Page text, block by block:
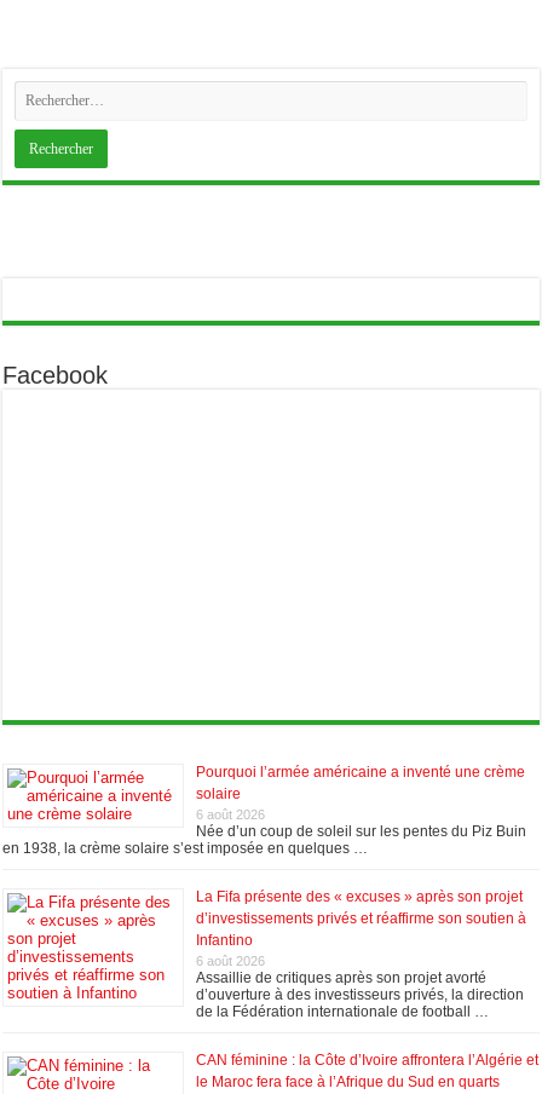
Facebook
Pourquoi l’armée américaine a inventé une crème
solaire
6 août 2026
Née d’un coup de soleil sur les pentes du Piz Buin
en 1938, la crème solaire s’est imposée en quelques …
La Fifa présente des « excuses » après son projet
d’investissements privés et réaffirme son soutien à
Infantino
6 août 2026
Assaillie de critiques après son projet avorté
d’ouverture à des investisseurs privés, la direction
de la Fédération internationale de football …
CAN féminine : la Côte d’Ivoire affrontera l’Algérie et
le Maroc fera face à l’Afrique du Sud en quarts